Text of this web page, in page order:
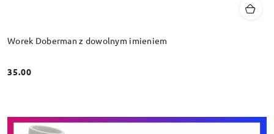
Worek Doberman z dowolnym imieniem
Cena:
35.00